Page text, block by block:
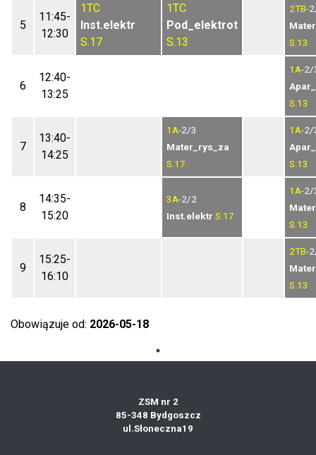
5
11:45-
12:30
1TC
Inst.elektr
S.17
1TC
Pod_elektrot
S.13
2TB-
S.13
6
12:40-
13:25
1A-2/
S.13
7
13:40-
14:25
1A-2/3
Mater_rys_za
S.17
1A-2/
S.13
8
14:35-
15:20
3A-2/2
Inst.elektr S.17
1A-2/
S.13
9
15:25-
16:10
2TB-
S.13
Obowiązuje od: 2026-05-18
ZSM nr 2
85-348 Bydgoszcz
ul.Słoneczna19